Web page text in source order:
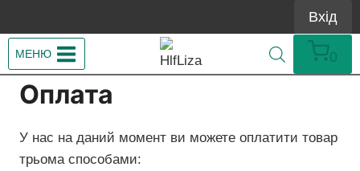
до
вмісту
Вхід
МЕНЮ 0
Оплата
У нас на даний момент ви можете оплатити товар
трьома способами: